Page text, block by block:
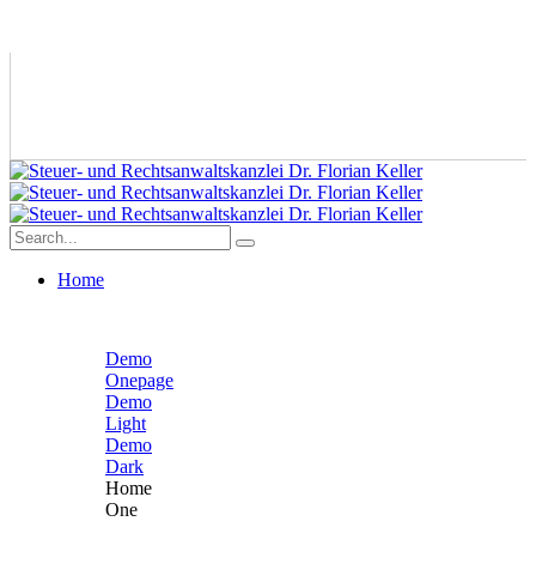
Home
Demo
Onepage
Demo
Light
Demo
Dark
Home
One